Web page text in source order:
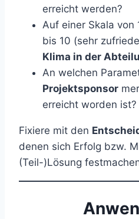
erreicht werden?
Auf einer Skala von
bis 10 (sehr
Klima in der
An welchen
Projektsponsor
erreicht worden ist?
Fixiere mit den
denen sich Erfolg bzw.
(Teil-)Lösung